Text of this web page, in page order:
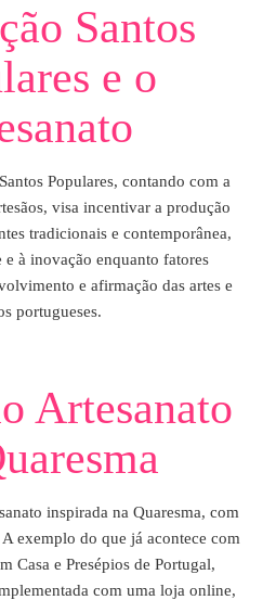
Santos
e o
Populares, contando com a
visa incentivar a produção
tradicionais e contemporânea,
e à inovação enquanto fatores
e afirmação das artes e
portugueses.
Artesanato
inspirada na Quaresma, com
exemplo do que já acontece com
Casa e Presépios de Portugal,
com uma loja online,